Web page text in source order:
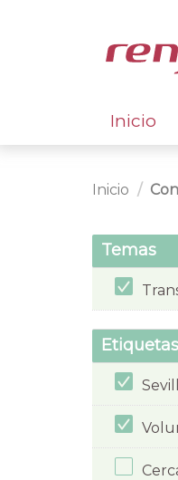
Inicio
Inicio
Temas
Etiquetas